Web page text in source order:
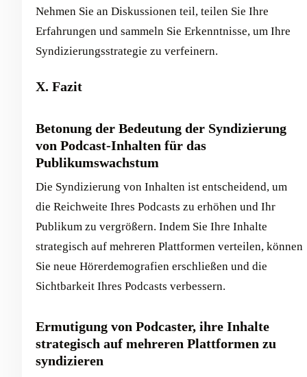
Nehmen Sie an Diskussionen teil, teilen Sie Ihre
Erfahrungen und sammeln Sie Erkenntnisse, um Ihre
Syndizierungsstrategie zu verfeinern.
X. Fazit
Betonung der Bedeutung der Syndizierung
von Podcast-Inhalten für das
Publikumswachstum
Die Syndizierung von Inhalten ist entscheidend, um
die Reichweite Ihres Podcasts zu erhöhen und Ihr
Publikum zu vergrößern. Indem Sie Ihre Inhalte
strategisch auf mehreren Plattformen verteilen, können
Sie neue Hörerdemografien erschließen und die
Sichtbarkeit Ihres Podcasts verbessern.
Ermutigung von Podcaster, ihre Inhalte
strategisch auf mehreren Plattformen zu
syndizieren